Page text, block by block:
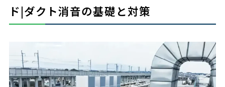
ド|ダクト消音の基礎と対策